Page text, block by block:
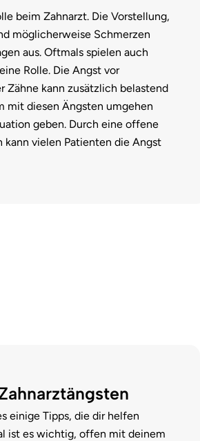
beim Zahnarzt. Die Vorstellung,
möglicherweise Schmerzen
aus. Oftmals spielen auch
Rolle. Die Angst vor
Zähne kann zusätzlich belastend
mit diesen Ängsten umgehen
geben. Durch eine offene
kann vielen Patienten die Angst
einige Tipps, die dir helfen
ist es wichtig, offen mit deinem